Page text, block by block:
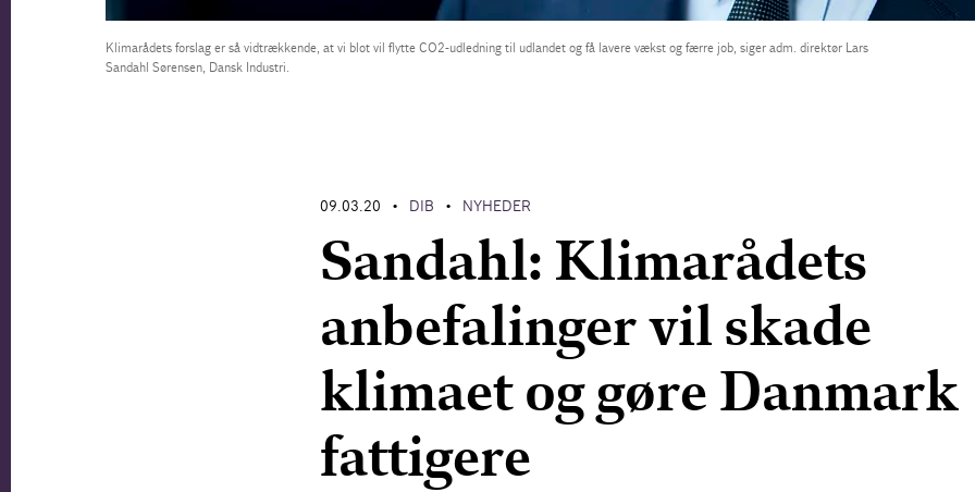
Klimarådets forslag er så vidtrækkende, at vi blot vil flytte CO2-udledning til udlandet og få lavere vækst og færre job, siger adm. direktør Lars
Sandahl Sørensen, Dansk Industri.
09.03.20 • DIB • NYHEDER
Sandahl: Klimarådets
anbefalinger vil skade
klimaet og gøre Danmark
fattigere